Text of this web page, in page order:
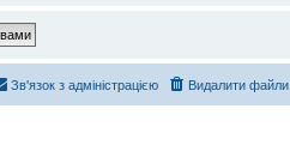
Видалити
Зв'язок з адміністрацією